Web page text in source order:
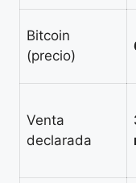
Bitcoin
(precio)
Venta
declarada